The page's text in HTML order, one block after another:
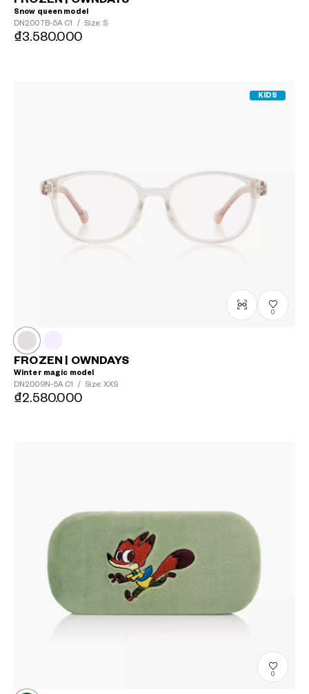
Snow queen model
DN2007B-5A C1 / Size: S
₫3.580.000
KIDS
0
FROZEN | OWNDAYS
Winter magic model
DN2009N-5A C1 / Size: XXS
₫2.580.000
0